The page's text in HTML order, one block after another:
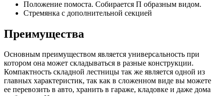
Положение помоста. Собирается П образным видом.
Стремянка с дополнительной секцией
Преимущества
Основным преимуществом является универсальность при
котором она может складываться в разные конструкции.
Компактность складной лестницы так же является одной из
главных характеристик, так как в сложенном виде вы можете
ее перевозить в авто, хранить в гараже, кладовке и даже дома